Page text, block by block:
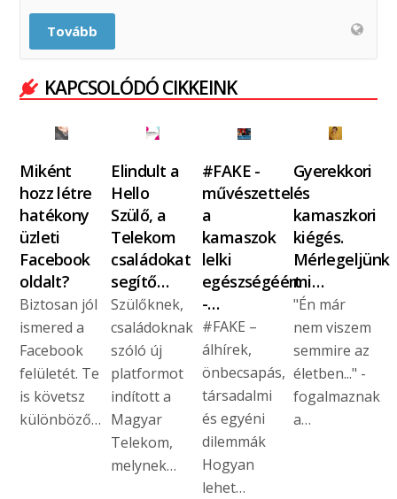
Tovább
KAPCSOLÓDÓ CIKKEINK
Miként
hozz létre
hatékony
üzleti
Facebook
oldalt?
Biztosan jól
ismered a
Facebook
felületét. Te
is követsz
különböző…
Elindult a
Hello
Szülő, a
Telekom
családokat
segítő…
Szülőknek,
családoknak
szóló új
platformot
indított a
Magyar
Telekom,
melynek…
#FAKE -
művészettel
a
kamaszok
lelki
egészségéért
-…
#FAKE –
álhírek,
önbecsapás,
társadalmi
és egyéni
dilemmák
Hogyan
lehet…
Gyerekkori
és
kamaszkori
kiégés.
Mérlegeljünk
mi…
"Én már
nem viszem
semmire az
életben..." -
fogalmaznak
a…